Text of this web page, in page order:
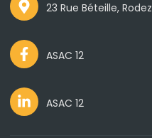
23 Rue Béteille, Rodez
ASAC 12
ASAC 12